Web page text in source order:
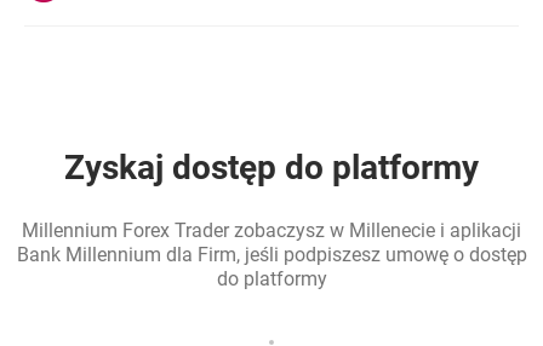
Zyskaj dostęp do platformy
Millennium Forex Trader zobaczysz w Millenecie i aplikacji
Bank Millennium dla Firm, jeśli podpiszesz umowę o dostęp
do platformy